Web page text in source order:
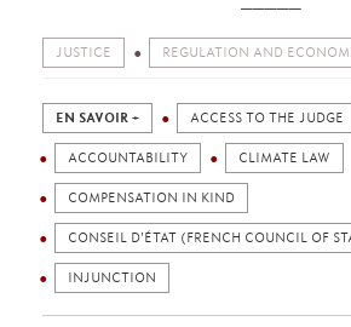
JUSTICE REGULATION AND
EN SAVOIR + ACCESS TO THE JUDGE
ACCOUNTABILITY CLIMATE LAW
COMPENSATION IN KIND
CONSEIL D'ÉTAT (FRENCH COUNCIL OF
INJUNCTION